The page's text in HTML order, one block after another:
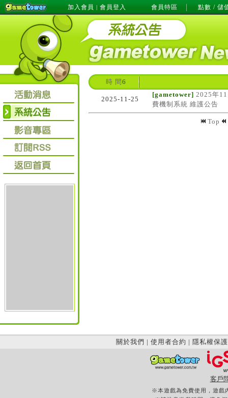
加入會員 | 會員登入 會員特區 點數 / 儲
時 間 6
2025-11-25
[gametower] 2025年
費機制系統 維護公告
Top
關於我們 | 使用者合約 | 隱私權保護
客戶
※本遊戲為免費使用，遊戲